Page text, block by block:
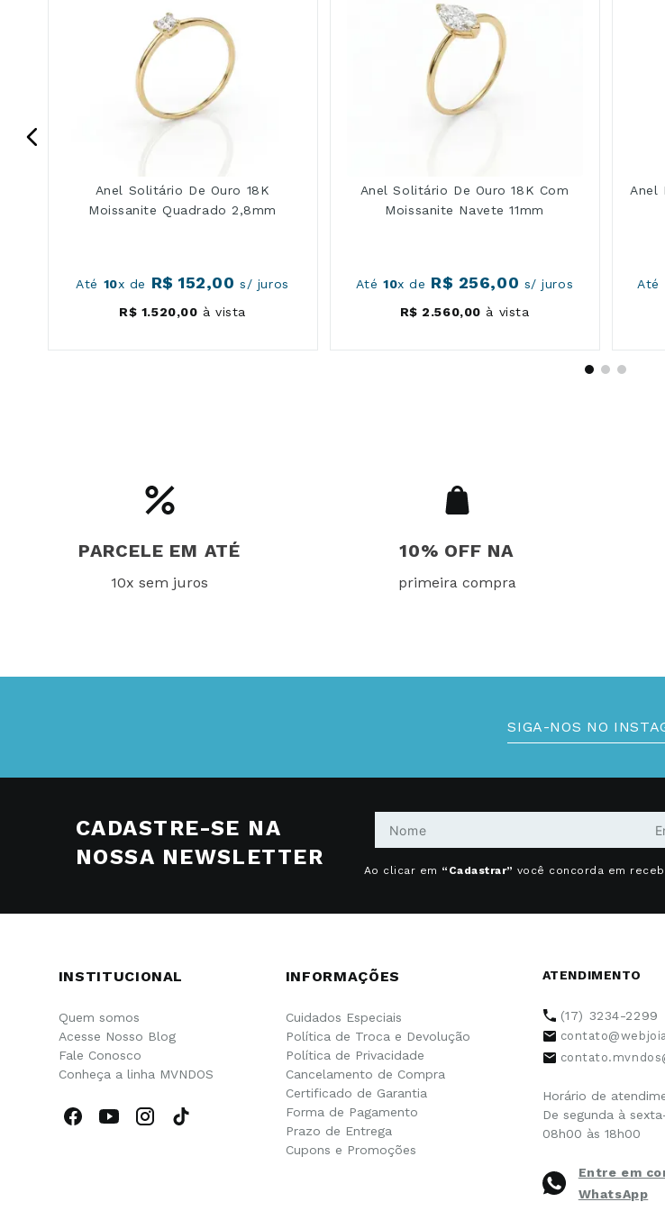
Anel Solitário De Ouro 18K
Moissanite Quadrado 2,8mm
Até 10x de R$ 152,00 s/ juros
R$ 1.520,00 à vista
Anel Solitário De Ouro 18K Com
Moissanite Navete 11mm
Até10x de R$ 256,00 s/ juros
R$ 2.560,00 à vista
Anel
Até
PARCELE EM ATÉ
10x sem juros
10% OFF NA
primeira compra
SIGA-NOS NO
CADASTRE-SE NA
NOSSA NEWSLETTER
Ao clicar em “Cadastrar” você concorda em
INSTITUCIONAL
Quem somos
Acesse Nosso Blog
Fale Conosco
Conheça a linha MVNDOS
INFORMAÇÕES
Cuidados Especiais
Política de Troca e Devolução
Política de Privacidade
Cancelamento de Compra
Certificado de Garantia
Forma de Pagamento
Prazo de Entrega
Cupons e Promoções
ATENDIMENTO
(17) 3234-2299
Horário de
De segunda à
08h00 às 18h00
Entre em
WhatsApp